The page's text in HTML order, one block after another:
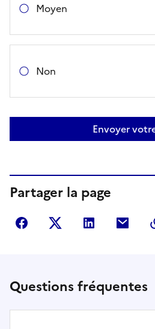
Moyen
Non
Envoyer
Partager la page
Partager sur Facebook
Partager sur
Partager
Questions fréquentes